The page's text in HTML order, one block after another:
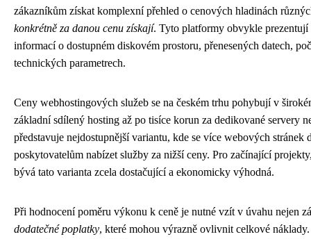
zákazníkům získat komplexní přehled o cenových hladinách
konkrétně za danou cenu získají. Tyto platformy obvykle
informací o dostupném diskovém prostoru, přenesených datech,
technických parametrech.
Ceny webhostingových služeb se na českém trhu pohybují v
základní sdílený hosting až po tisíce korun za dedikované servery
představuje nejdostupnější variantu, kde se více webových
poskytovatelům nabízet služby za nižší ceny. Pro začínající
bývá tato varianta zcela dostačující a ekonomicky výhodná.
Při hodnocení poměru výkonu k ceně je nutné vzít v úvahu nejen
dodatečné poplatky, které mohou výrazně ovlivnit celkové